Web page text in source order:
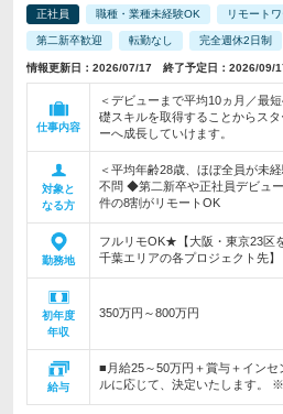
正社員 職種・業種未経験OK リモート
第二新卒歓迎 転勤なし 完全週休2日制
情報更新日：2026/07/17 終了予定日：2026/09/
仕事内容
＜デビューまで平均10ヵ月／最
礎スキルを取得することからス
ーへ成長していけます。
対象と
なる方
＜平均年齢28歳、ほぼ全員が未
不問 ◆第二新卒や正社員デビュ
件の8割がリモートOK
勤務地
フルリモOK★【大阪・東京23区
千葉エリアの各プロジェクト先
初年度
年収
350万円～800万円
給与
■月給25～50万円＋賞与＋イン
ルに応じて、決定いたします。